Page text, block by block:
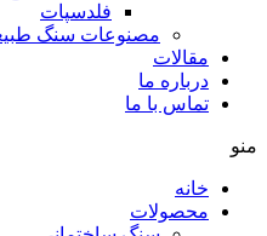
فلدسپات
مصنوعات سنگ
مقالات
درباره ما
تماس با ما
منو
خانه
محصولات